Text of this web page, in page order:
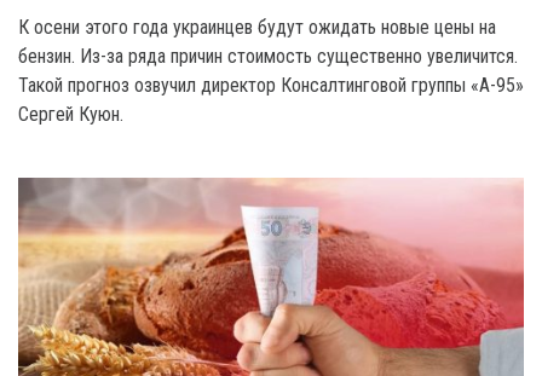
К осени этого года украинцев будут ожидать новые цены на
бензин. Из-за ряда причин стоимость существенно увеличится.
Такой прогноз озвучил директор Консалтинговой группы «А-95»
Сергей Куюн.